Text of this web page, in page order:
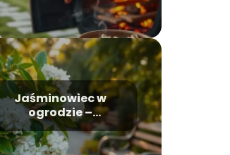
Jaśminowiec w
ogrodzie –
kompozycje i
aranżacje